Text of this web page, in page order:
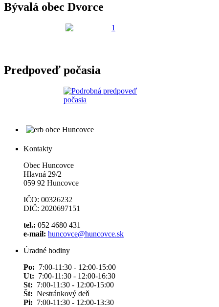
Bývalá obec Dvorce
Predpoveď počasia
Kontakty
Obec Huncovce
Hlavná 29/2
059 92 Huncovce
IČO: 00326232
DIČ: 2020697151
tel.: 052 4680 431
e-mail: huncovce@huncovce.sk
Úradné hodiny
Po: 7:00-11:30 - 12:00-15:00
Ut: 7:00-11:30 - 12:00-16:30
St: 7:00-11:30 - 12:00-15:00
Št: Nestránkový deň
Pi: 7:00-11:30 - 12:00-13:30